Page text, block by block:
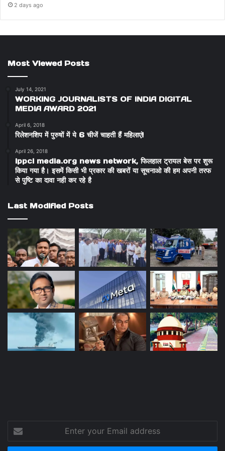
2 days ago
Most Viewed Posts
July 14, 2021
WORKING JOURNALISTS OF INDIA DIGITAL
MEDIA AWARD 2021
April 6, 2018
रिलेशनशिप में पुरुषों में ये 6 चीजें चाहती हैं महिलाएं!
April 26, 2018
ippci media.org news network, फिलहाल ट्रायल बेस पर शुरू
किया गया है। इसमें किसी भी प्रकार की खबरों या सूचनाओ की हम अपनी तरफ
से पुष्टि का दावा नही कर रहे है
Last Modified Posts
your
Email